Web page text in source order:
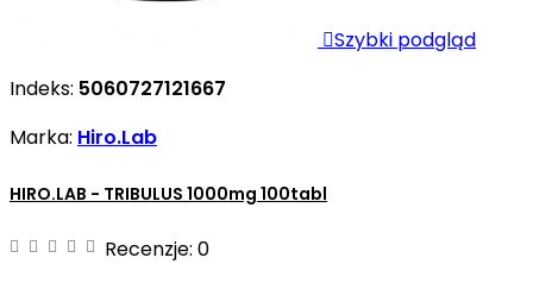
Szybki podgląd
Indeks: 5060727121667
Marka: Hiro.Lab
HIRO.LAB - TRIBULUS 1000mg 100tabl
Recenzje: 0